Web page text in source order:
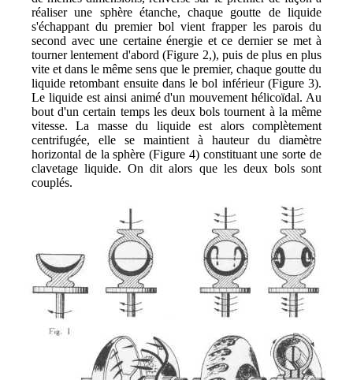
réaliser une sphère étanche, chaque goutte de liquide
s'échappant du premier bol vient frapper les parois du
second avec une certaine énergie et ce dernier se met à
tourner lentement d'abord (Figure 2,), puis de plus en plus
vite et dans le même sens que le premier, chaque goutte du
liquide retombant ensuite dans le bol inférieur (Figure 3).
Le liquide est ainsi animé d'un mouvement hélicoïdal. Au
bout d'un certain temps les deux bols tournent à la même
vitesse. La masse du liquide est alors complètement
centrifugée, elle se maintient à hauteur du diamètre
horizontal de la sphère (Figure 4) constituant une sorte de
clavetage liquide. On dit alors que les deux bols sont
couplés.